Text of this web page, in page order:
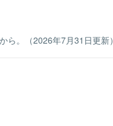
ら。（2026年7月31日更新）